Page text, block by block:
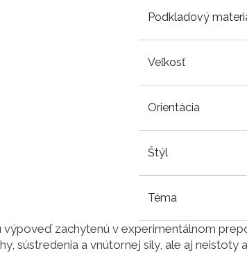
Podkladový
Veľkosť
Orientácia
Štýl
Téma
zachytenú v experimentálnom
sústredenia a vnútornej sily, ale aj